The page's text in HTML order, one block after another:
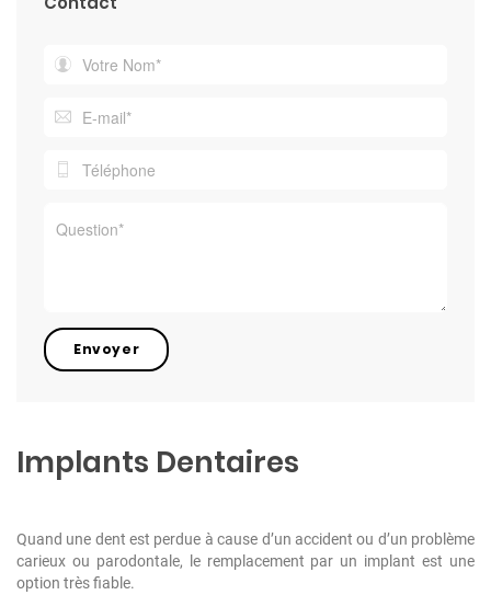
Implants Dentaires
Quand une dent est perdue à cause d’un accident ou d’un problème
carieux ou parodontale, le remplacement par un implant est une
option très fiable.